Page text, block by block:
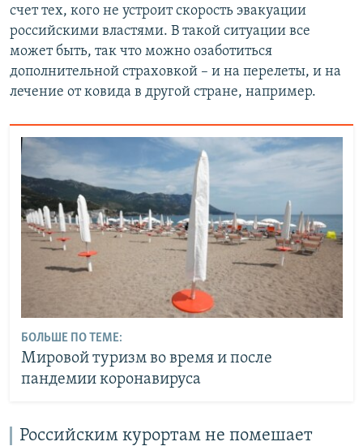
счет тех, кого не устроит скорость эвакуации
российскими властями. В такой ситуации все
может быть, так что можно озаботиться
дополнительной страховкой – и на перелеты, и на
лечение от ковида в другой стране, например.
БОЛЬШЕ ПО ТЕМЕ:
Мировой туризм во время и после
пандемии коронавируса
Российским курортам не помешает